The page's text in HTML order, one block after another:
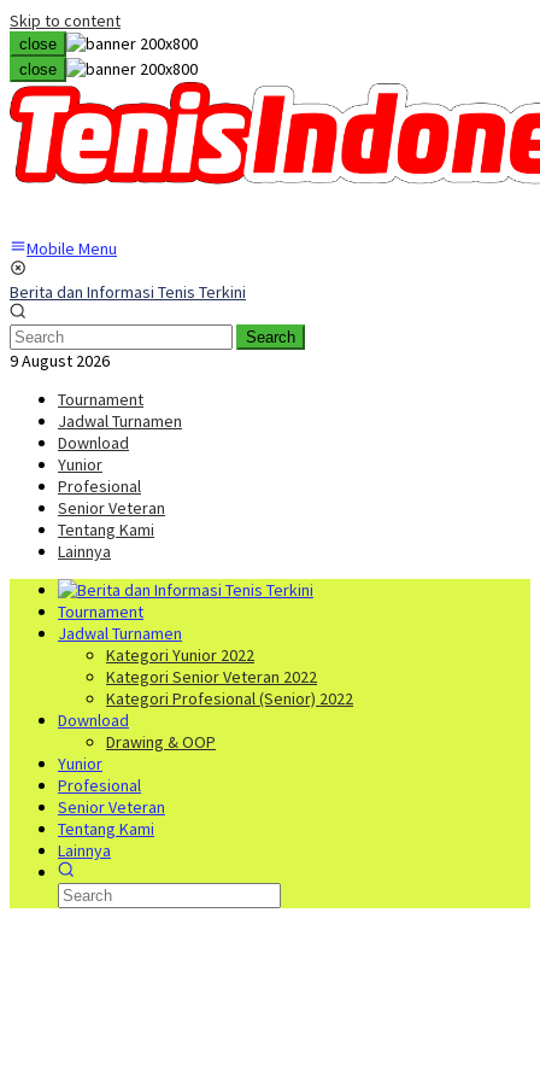
Skip to content
close
close
Mobile Menu
Berita dan Informasi Tenis Terkini
Search
9 August 2026
Tournament
Jadwal Turnamen
Download
Yunior
Profesional
Senior Veteran
Tentang Kami
Lainnya
Tournament
Jadwal Turnamen
Kategori Yunior 2022
Kategori Senior Veteran 2022
Kategori Profesional (Senior) 2022
Download
Drawing & OOP
Yunior
Profesional
Senior Veteran
Tentang Kami
Lainnya